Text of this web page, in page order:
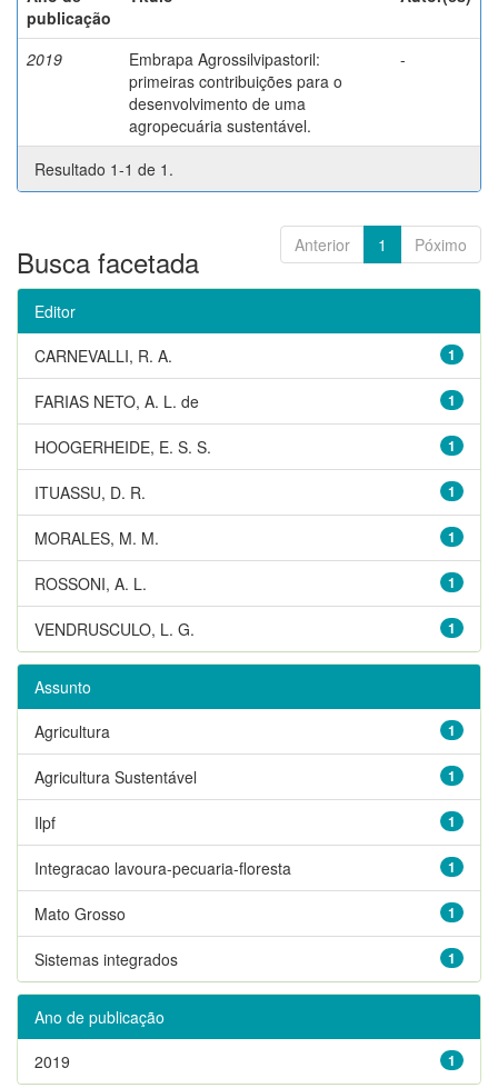
publicação
2019
Embrapa Agrossilvipastoril:
primeiras contribuições para o
desenvolvimento de uma
agropecuária sustentável.
-
Resultado 1-1 de 1.
Anterior 1 Póximo
Busca facetada
Editor
1
CARNEVALLI, R. A.
1
FARIAS NETO, A. L. de
1
HOOGERHEIDE, E. S. S.
1
ITUASSU, D. R.
1
MORALES, M. M.
1
ROSSONI, A. L.
1
VENDRUSCULO, L. G.
Assunto
1
Agricultura
1
Agricultura Sustentável
1
Ilpf
1
Integracao lavoura-pecuaria-floresta
1
Mato Grosso
1
Sistemas integrados
Ano de publicação
1
2019